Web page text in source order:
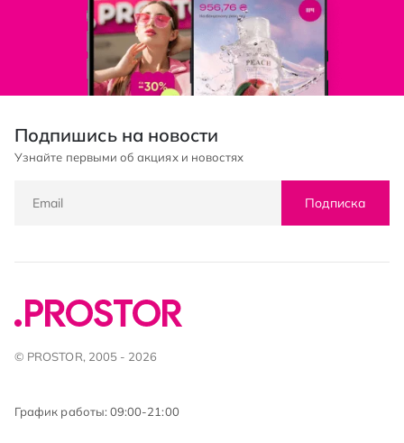
Подпишись на новости
Узнайте первыми об акциях и новостях
Подписка
© PROSTOR, 2005 - 2026
График работы: 09:00-21:00